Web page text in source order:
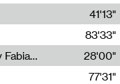
41'13"
83'33"
Radia Show #1113 : FOSSIL///NOISE by Fabiana Gibim / Wave Farm
28'00"
77'31"